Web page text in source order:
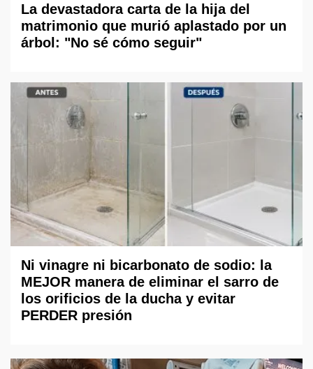
La devastadora carta de la hija del
matrimonio que murió aplastado por un
árbol: "No sé cómo seguir"
Ni vinagre ni bicarbonato de sodio: la
MEJOR manera de eliminar el sarro de
los orificios de la ducha y evitar
PERDER presión